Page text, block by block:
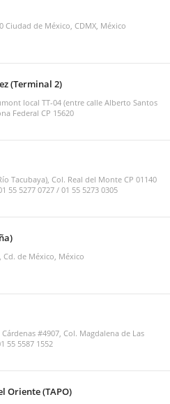
Ciudad de México, CDMX, México
(Terminal 2)
local TT-04 (entre calle Alberto Santos
Federal CP 15620
Tacubaya), Col. Real del Monte CP 01140
55 5277 0727 / 01 55 5273 0305
Cd. de México, México
#4907, Col. Magdalena de Las
55 5587 1552
Oriente (TAPO)